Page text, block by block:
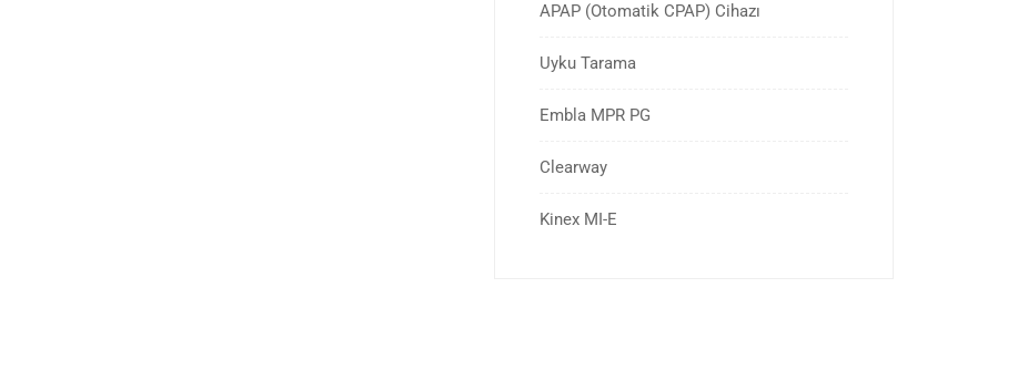
APAP (Otomatik CPAP) Cihazı
Uyku Tarama
Embla MPR PG
Clearway
Kinex MI-E